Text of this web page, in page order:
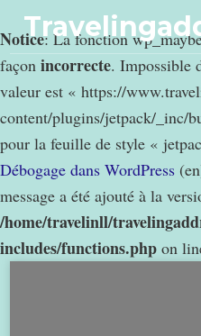
Notice: La fonction
façon incorrecte. Impossible
valeur est « https://
content/plugins/jetpack/_inc/
pour la feuille de style «
Débogage dans WordPress
message a été ajouté à la
/home/travelinll/
includes/functions.php on